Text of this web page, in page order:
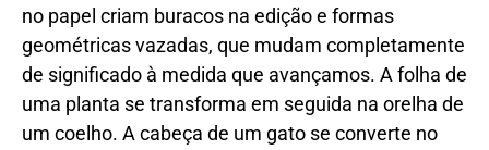
no papel criam buracos na edição e formas
geométricas vazadas, que mudam completamente
de significado à medida que avançamos. A folha de
uma planta se transforma em seguida na orelha de
um coelho. A cabeça de um gato se converte no